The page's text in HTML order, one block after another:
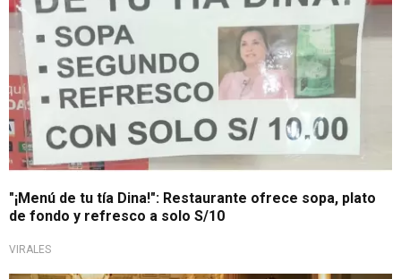
"¡Menú de tu tía Dina!": Restaurante ofrece sopa, plato
de fondo y refresco a solo S/10
VIRALES